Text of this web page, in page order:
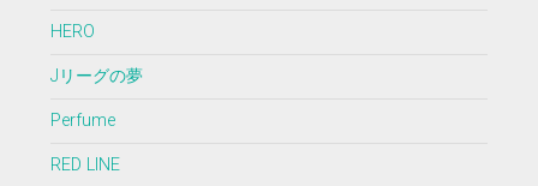
HERO
Jリーグの夢
Perfume
RED LINE